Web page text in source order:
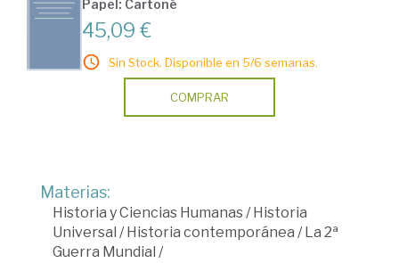
Papel: Cartoné
45,09 €
Sin Stock. Disponible en 5/6 semanas.
COMPRAR
Materias:
Historia y Ciencias Humanas /Historia
Universal /Historia contemporánea /La 2ª
Guerra Mundial /